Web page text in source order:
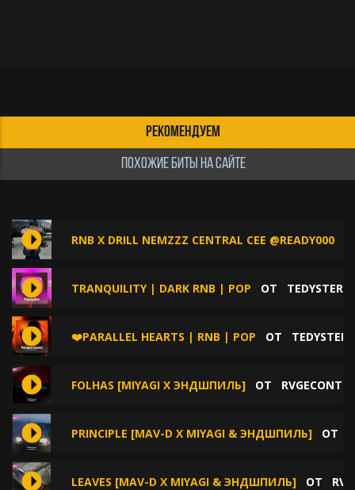
РЕКОМЕНДУЕМ
ПОХОЖИЕ БИТЫ НА САЙТЕ
RNB X DRILL NEMZZZ CENTRAL CEE @READY000
TRANQUILITY | DARK RNB | POP ОТ TEDYSTER
❤️PARALLEL HEARTS | RNB | POP ОТ TEDYSTER
FOLHAS [MIYAGI X ЭНДШПИЛЬ] ОТ
PRINCIPLE [MAV-D X MIYAGI & ЭНДШПИЛЬ] ОТ
LEAVES [MAV-D X MIYAGI & ЭНДШПИЛЬ] ОТ